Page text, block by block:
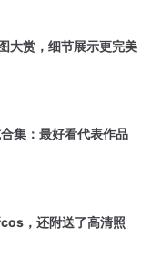
大赏，细节展示更完美
集：最好看代表作品
，还附送了高清照